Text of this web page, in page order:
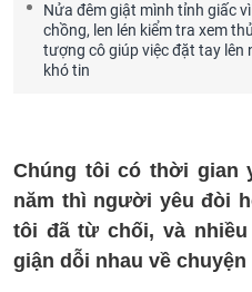
Nửa đêm giật mình tỉnh giấc
chồng, len lén kiểm tra xem
tượng cô giúp việc đặt tay lên
khó tin
Chúng tôi có thời gian
năm thì người yêu đòi
tôi đã từ chối, và
giận dỗi nhau về